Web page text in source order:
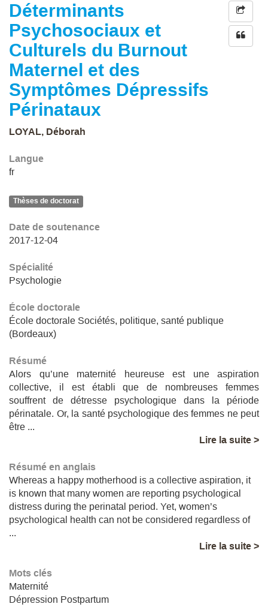
Déterminants
Psychosociaux et
Culturels du Burnout
Maternel et des
Symptômes Dépressifs
Périnataux
LOYAL, Déborah
Langue
fr
Thèses de doctorat
Date de soutenance
2017-12-04
Spécialité
Psychologie
École doctorale
École doctorale Sociétés, politique, santé publique
(Bordeaux)
Résumé
Alors qu’une maternité heureuse est une aspiration
collective, il est établi que de nombreuses femmes
souffrent de détresse psychologique dans la période
périnatale. Or, la santé psychologique des femmes ne peut
être ...
Lire la suite >
Résumé en anglais
Whereas a happy motherhood is a collective aspiration, it
is known that many women are reporting psychological
distress during the perinatal period. Yet, women’s
psychological health can not be considered regardless of
...
Lire la suite >
Mots clés
Maternité
Dépression Postpartum